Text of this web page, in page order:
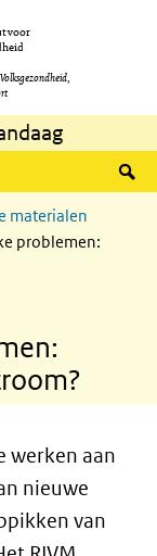
voor
materialen
problemen:
werken aan
nieuwe
van